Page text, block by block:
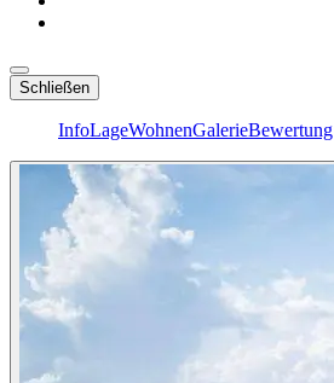
Schließen
InfoLageWohnenGalerieBewertung